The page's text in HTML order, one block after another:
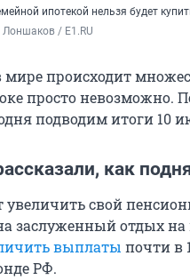
ипотекой нельзя будет
Лоншаков / E1.RU
происходит
просто невозможно.
подводим итоги 10
как
увеличить свой
заслуженный отдых на
выплаты почти в
РФ.